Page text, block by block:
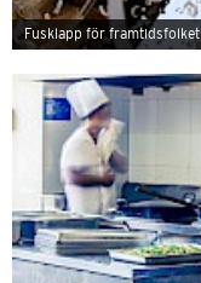
Fusklapp för framtidsfolket